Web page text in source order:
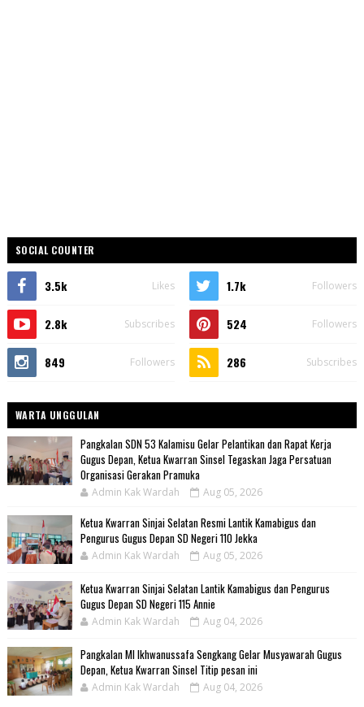
SOCIAL COUNTER
3.5k Likes 1.7k Followers
2.8k Subscribes 524 Followers
849 Followers 286 Subscribes
WARTA UNGGULAN
Pangkalan SDN 53 Kalamisu Gelar Pelantikan dan Rapat Kerja
Gugus Depan, Ketua Kwarran Sinsel Tegaskan Jaga Persatuan
Organisasi Gerakan Pramuka
Admin Kak Wardah Aug 05, 2026
Ketua Kwarran Sinjai Selatan Resmi Lantik Kamabigus dan
Pengurus Gugus Depan SD Negeri 110 Jekka
Admin Kak Wardah Aug 05, 2026
Ketua Kwarran Sinjai Selatan Lantik Kamabigus dan Pengurus
Gugus Depan SD Negeri 115 Annie
Admin Kak Wardah Aug 04, 2026
Pangkalan MI Ikhwanussafa Sengkang Gelar Musyawarah Gugus
Depan, Ketua Kwarran Sinsel Titip pesan ini
Admin Kak Wardah Aug 04, 2026